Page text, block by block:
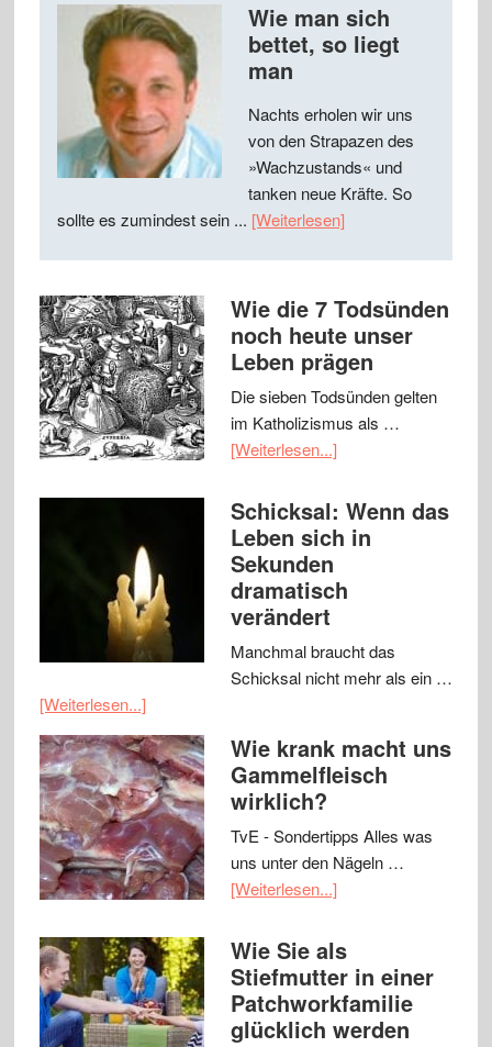
Wie man sich
bettet, so liegt
man
Nachts erholen wir uns
von den Strapazen des
»Wachzustands« und
tanken neue Kräfte. So
sollte es zumindest sein ... [Weiterlesen]
Wie die 7 Todsünden
noch heute unser
Leben prägen
Die sieben Todsünden gelten
im Katholizismus als …
[Weiterlesen...]
Schicksal: Wenn das
Leben sich in
Sekunden
dramatisch
verändert
Manchmal braucht das
Schicksal nicht mehr als ein …
[Weiterlesen...]
Wie krank macht uns
Gammelfleisch
wirklich?
TvE - Sondertipps Alles was
uns unter den Nägeln …
[Weiterlesen...]
Wie Sie als
Stiefmutter in einer
Patchworkfamilie
glücklich werden